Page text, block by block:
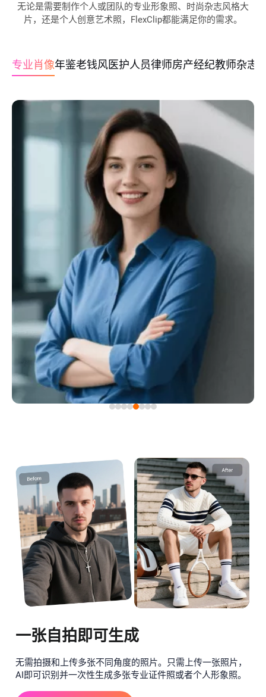
无论是需要制作个人或团队的专业形象照、时尚杂志风格大
片，还是个人创意艺术照，FlexClip都能满足你的需求。
专业肖像年鉴老钱风医护人员律师房产经纪教师杂志
一张自拍即可生成
无需拍摄和上传多张不同角度的照片。只需上传一张照片，
AI即可识别并一次性生成多张专业证件照或者个人形象照。